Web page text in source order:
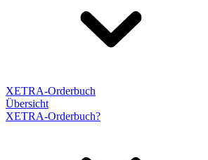
XETRA-Orderbuch
Übersicht
XETRA-Orderbuch?